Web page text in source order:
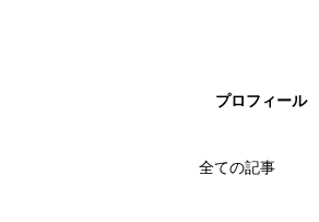
プロフィール
全ての記事